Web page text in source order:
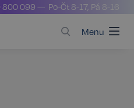
800 099 — Po-Čt 8-17, Pá 8-16
Menu